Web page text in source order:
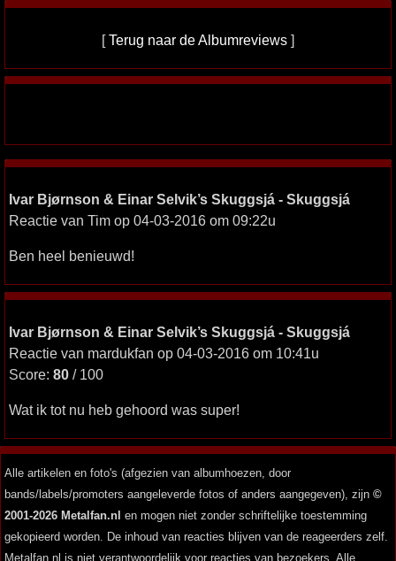
[Terug naar de Albumreviews ]
Ivar Bjørnson & Einar Selvik’s Skuggsjá - Skuggsjá
Reactie van Tim op 04-03-2016 om 09:22u
Ben heel benieuwd!
Ivar Bjørnson & Einar Selvik’s Skuggsjá - Skuggsjá
Reactie van mardukfan op 04-03-2016 om 10:41u
Score: 80 / 100
Wat ik tot nu heb gehoord was super!
Alle artikelen en foto's (afgezien van albumhoezen, door
bands/labels/promoters aangeleverde fotos of anders aangegeven), zijn ©
2001-2026 Metalfan.nl en mogen niet zonder schriftelijke toestemming
gekopieerd worden. De inhoud van reacties blijven van de reageerders zelf.
Metalfan.nl is niet verantwoordelijk voor reacties van bezoekers. Alle